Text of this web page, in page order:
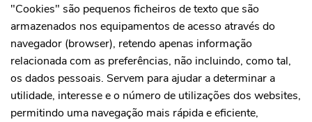
"Cookies" são pequenos ficheiros de texto que são
armazenados nos equipamentos de acesso através do
navegador (browser), retendo apenas informação
relacionada com as preferências, não incluindo, como tal,
os dados pessoais. Servem para ajudar a determinar a
utilidade, interesse e o número de utilizações dos websites,
permitindo uma navegação mais rápida e eficiente,